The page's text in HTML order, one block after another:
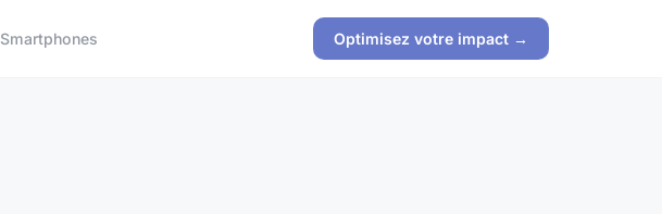
Smartphones Optimisez votre impact →